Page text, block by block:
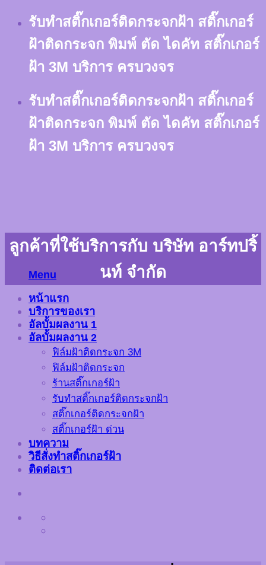
content
รับทำสติ๊กเกอร์ติดกระจกฝ้า สติ๊กเกอร์
ฝ้าติดกระจก พิมพ์ ตัด ไดคัท สติ๊กเกอร์
ฝ้า 3M บริการ ครบวงจร
รับทำสติ๊กเกอร์ติดกระจกฝ้า สติ๊กเกอร์
ฝ้าติดกระจก พิมพ์ ตัด ไดคัท สติ๊กเกอร์
ฝ้า 3M บริการ ครบวงจร
Menu
หน้าแรก
บริการของเรา
อัลบั้มผลงาน 1
อัลบั้มผลงาน 2
ฟิล์มฝ้าติดกระจก 3M
ฟิล์มฝ้าติดกระจก
ร้านสติ๊กเกอร์ฝ้า
รับทำสติ๊กเกอร์ติดกระจกฝ้า
สติ๊กเกอร์ติดกระจกฝ้า
สติ๊กเกอร์ฝ้า ด่วน
บทความ
วิธีสั่งทำสติ๊กเกอร์ฝ้า
ติดต่อเรา
ลูกค้าที่ใช้บริการกับ บริษัท อาร์ทปริ้
นท์ จำกัด